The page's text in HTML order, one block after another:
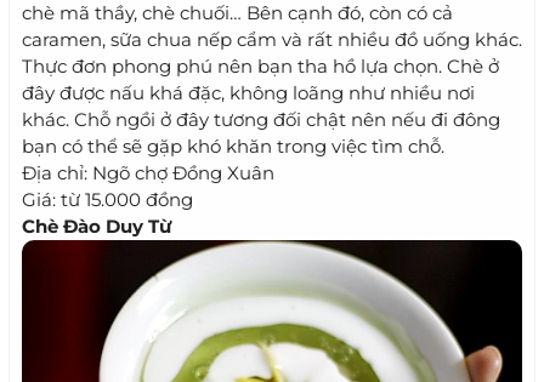
chè mã thầy, chè chuối… Bên cạnh đó, còn có cả
caramen, sữa chua nếp cẩm và rất nhiều đồ uống khác.
Thực đơn phong phú nên bạn tha hồ lựa chọn. Chè ở
đây được nấu khá đặc, không loãng như nhiều nơi
khác. Chỗ ngồi ở đây tương đối chật nên nếu đi đông
bạn có thể sẽ gặp khó khăn trong việc tìm chỗ.
Địa chỉ: Ngõ chợ Đồng Xuân
Giá: từ 15.000 đồng
Chè Đào Duy Từ